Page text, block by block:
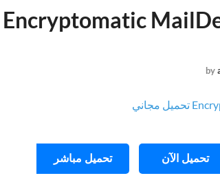
by
تحميل الآن تحميل مباشر